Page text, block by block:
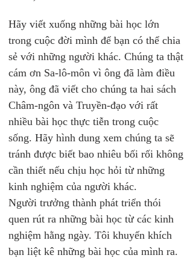
Hãy viết xuống những bài học lớn
trong cuộc đời mình để bạn có thể chia
sẻ với những người khác. Chúng ta thật
cám ơn Sa-lô-môn vì ông đã làm điều
này, ông đã viết cho chúng ta hai sách
Châm-ngôn và Truyền-đạo với rất
nhiều bài học thực tiễn trong cuộc
sống. Hãy hình dung xem chúng ta sẽ
tránh được biết bao nhiêu bối rối không
cần thiết nếu chịu học hỏi từ những
kinh nghiệm của người khác.
Người trưởng thành phát triển thói
quen rút ra những bài học từ các kinh
nghiệm hằng ngày. Tôi khuyến khích
bạn liệt kê những bài học của mình ra.